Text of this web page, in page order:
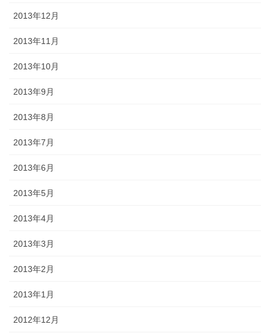
2013年12月
2013年11月
2013年10月
2013年9月
2013年8月
2013年7月
2013年6月
2013年5月
2013年4月
2013年3月
2013年2月
2013年1月
2012年12月